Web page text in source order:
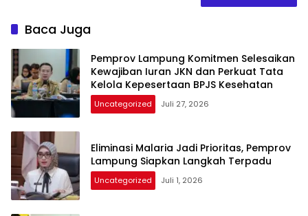
Baca Juga
Pemprov Lampung Komitmen Selesaikan
Kewajiban Iuran JKN dan Perkuat Tata
Kelola Kepesertaan BPJS Kesehatan
Uncategorized Juli 27, 2026
Eliminasi Malaria Jadi Prioritas, Pemprov
Lampung Siapkan Langkah Terpadu
Uncategorized Juli 1, 2026